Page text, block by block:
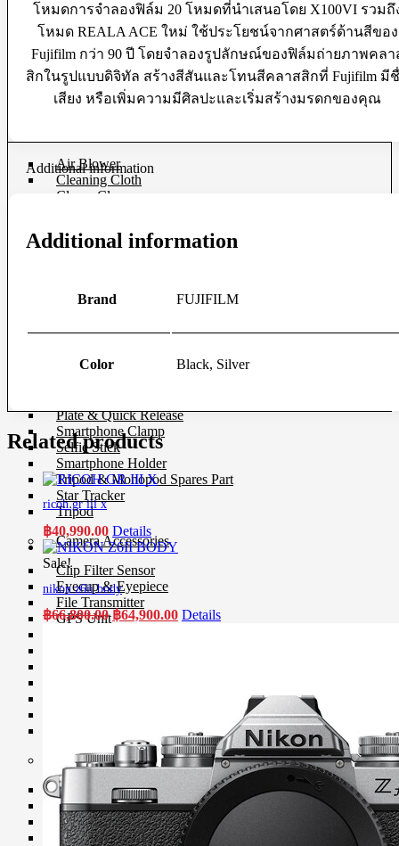
Cable Protector
Dry Cabinet
Housing
LCD Screen Protector
Silicone Case
Silica Gel
Vacuum Box
Air Blower
Cleaning Cloth
Clever Cleaner
Film Cleaning Supplies
Sensor Cleaner
Geared Head
Plate & Quick Release
Smartphone Clamp
Selfie Stick
Smartphone Holder
Tripod & Monopod Spares Part
Star Tracker
Tripod
Camera Accessories
Clip Filter Sensor
Eyecup & Eyepiece
File Transmitter
GPS Unit
Strap
Camera Strap
Hand Strap
Quick Strap
Wrist Strap
โหมดการจำลองฟิล์ม 20 โหมดที่นำเสนอโดย X100VI รวมถึ
โหมด REALA ACE ใหม่ ใช้ประโยชน์จากศาสตร์ด้านสีของ
Fujifilm กว่า 90 ปี โดยจำลองรูปลักษณ์ของฟิล์มถ่ายภาพคลา
สิกในรูปแบบดิจิทัล สร้างสีสันและโทนสีคลาสสิกที่ Fujifilm มี
เสียง หรือเพิ่มความมีศิลปะและเริ่มสร้างมรดกของคุณ
Additional information
Additional information
Brand FUJIFILM
Color Black, Silver
Related products
ricoh gr iii x
฿40,990.00 Details
Sale!
nikon z6ii body
฿66,800.00Original
฿64,900.00Current
Details